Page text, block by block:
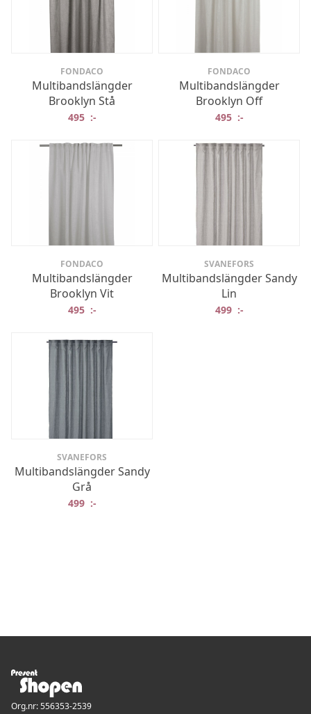
FONDACO
Multibandslängder
Brooklyn Stå
495 :-
FONDACO
Multibandslängder
Brooklyn Off
495 :-
FONDACO
Multibandslängder
Brooklyn Vit
495 :-
SVANEFORS
Multibandslängder Sandy
Lin
499 :-
SVANEFORS
Multibandslängder Sandy
Grå
499 :-
Org.nr: 556353-2539